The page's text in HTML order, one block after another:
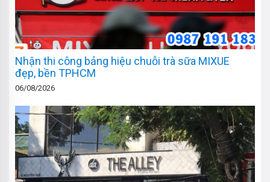
Nhận thi công bảng hiệu chuỗi trà sữa MIXUE
đẹp, bền TPHCM
06/08/2026